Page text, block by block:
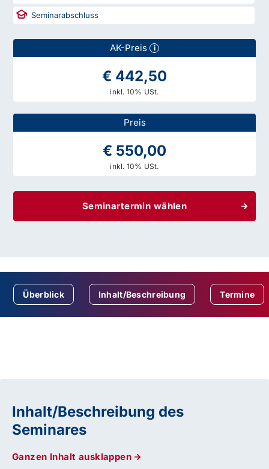
Seminarabschluss
AK-Preis i
€ 442,50
inkl. 10% USt.
Preis
€ 550,00
inkl. 10% USt.
Seminartermin wählen
Überblick Inhalt/Beschreibung Termine
Inhalt/Beschreibung des
Seminares
Ganzen Inhalt ausklappen